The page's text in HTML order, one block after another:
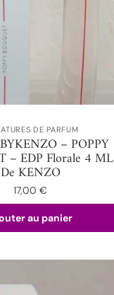
DE PARFUM
– POPPY
– EDP Florale 4 ML
De KENZO
17,00€
au panier